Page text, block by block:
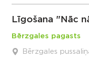
Līgošana "Nāc
Bērzgales pagasts
Bērzgales